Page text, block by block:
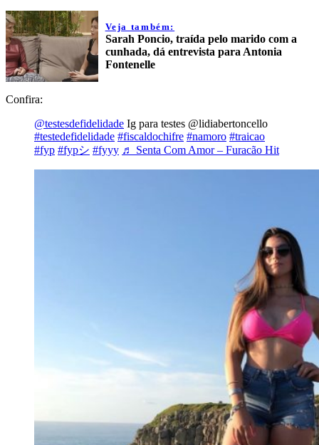
Veja também:
Sarah Poncio, traída pelo marido com a
cunhada, dá entrevista para Antonia
Fontenelle
Confira:
@testesdefidelidade Ig para testes @lidiabertoncello
#testedefidelidade #fiscaldochifre #namoro #traicao
#fyp #fypシ #fyyy ♬ Senta Com Amor – Furacão Hit